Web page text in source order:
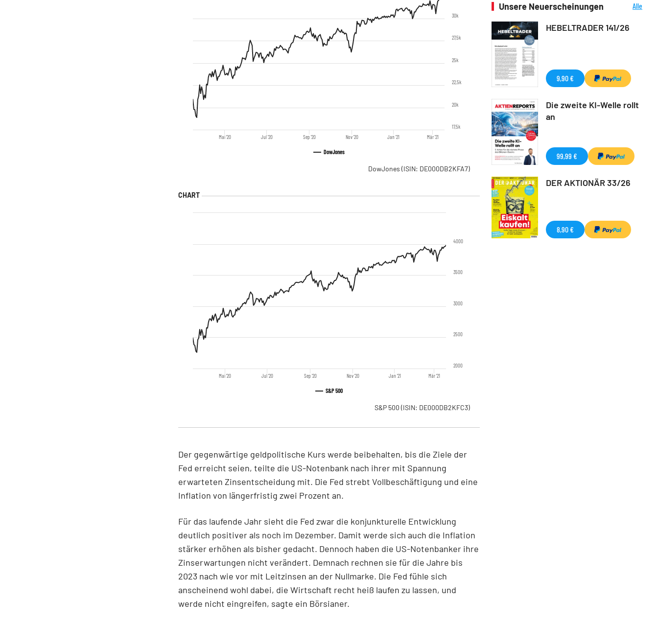
DowJones
Mai '20 Jul '20 Sep '20 Nov '20 Jan '21 Mär '21
17,5k
20k
22,5k
25k
27,5k
30k
DowJones (ISIN: DE000DB2KFA7)
S&P 500
Mai '20 Jul '20 Sep '20 Nov '20 Jan '21 Mär '21
2000
2500
3000
3500
4000
S&P 500 (ISIN: DE000DB2KFC3)
Der gegenwärtige geldpolitische Kurs werde beibehalten, bis die Ziele der
Fed erreicht seien, teilte die US-Notenbank nach ihrer mit Spannung
erwarteten Zinsentscheidung mit. Die Fed strebt Vollbeschäftigung und eine
Inflation von längerfristig zwei Prozent an.
Für das laufende Jahr sieht die Fed zwar die konjunkturelle Entwicklung
deutlich positiver als noch im Dezember. Damit werde sich auch die Inflation
stärker erhöhen als bisher gedacht. Dennoch haben die US-Notenbanker ihre
Zinserwartungen nicht verändert. Demnach rechnen sie für die Jahre bis
2023 nach wie vor mit Leitzinsen an der Nullmarke. Die Fed fühle sich
anscheinend wohl dabei, die Wirtschaft recht heiß laufen zu lassen, und
werde nicht eingreifen, sagte ein Börsianer.
Unsere Neuerscheinungen
Alle
HEBELTRADER 141/26
9,90 €
Die zweite KI-Welle rollt
an
99,99 €
DER AKTIONÄR 33/26
8,90 €